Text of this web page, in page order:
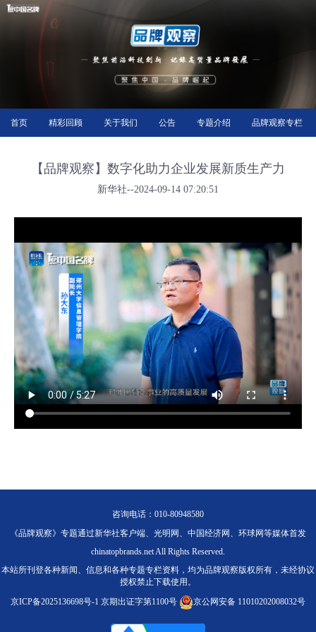
首页 精彩回顾 关于我们 公告 专题介绍 品牌观察专栏
【品牌观察】数字化助力企业发展新质生产力
新华社--2024-09-14 07:20:51
咨询电话：010-80948580
《品牌观察》专题通过新华社客户端、光明网、中国经济网、环球网等媒体首发
chinatopbrands.net All Rights Reserved.
本站所刊登各种新闻、信息和各种专题专栏资料，均为品牌观察版权所有，未经协议
授权禁止下载使用。
京ICP备2025136698号-1 京期出证字第1100号 京公网安备 11010202008032号